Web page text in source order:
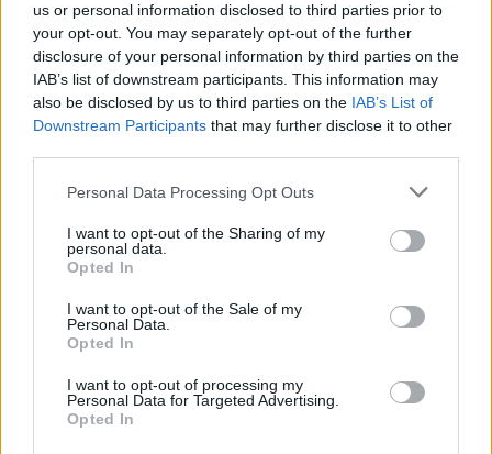
us or personal information disclosed to third parties prior to
your opt-out. You may separately opt-out of the further
disclosure of your personal information by third parties on the
IAB’s list of downstream participants. This information may
also be disclosed by us to third parties on the IAB’s List of
Downstream Participants that may further disclose it to other
Please note that this website/app uses one or more Google
not limited to your visit or usage behaviour. You may click to
grant or deny consent to Google and its third-party tags to
use your data for below specified purposes in below Google
consent section.
Personal Data Processing Opt Outs
I want to opt-out of the Sharing of my
personal data.
Opted In
I want to opt-out of the Sale of my
Personal Data.
Opted In
I want to opt-out of processing my
Personal Data for Targeted Advertising.
Opted In
Ακολουθείστε το iPaideia.gr στο Google